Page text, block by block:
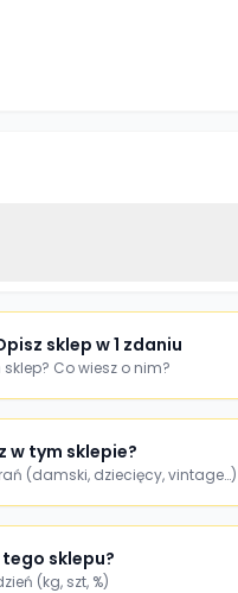
sklep w 1 zdaniu
Co wiesz o nim?
w tym sklepie?
(damski, dziecięcy, vintage…)
sklepu?
(kg, szt, %)